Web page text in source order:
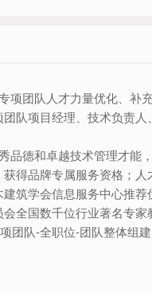
项团队人才力量优化、
队项目经理、技术负责
品德和卓越技术管理才
得品牌专属服务资格；
筑学会信息服务中心推
全国数千位行业著名专
团队-全职位-团队整体组